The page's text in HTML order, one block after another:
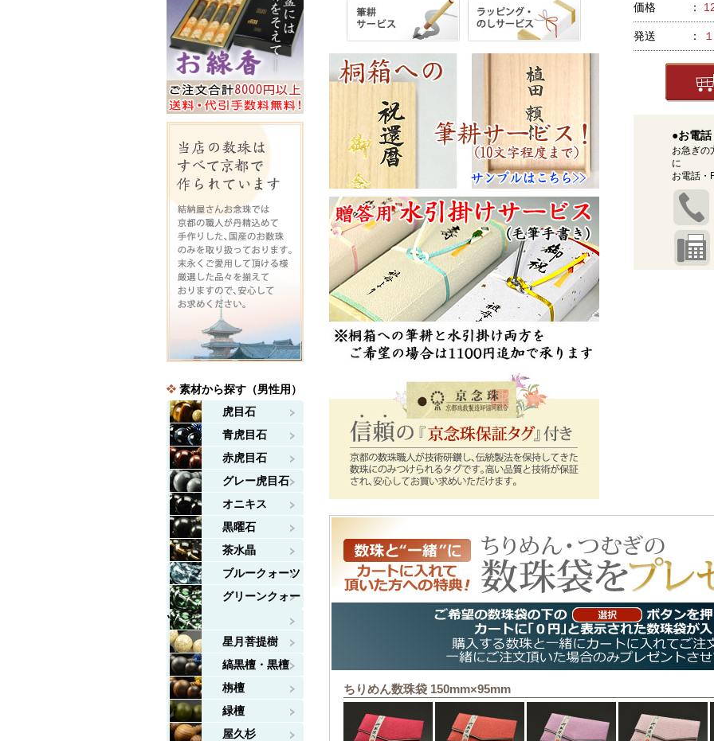
価格 ：
発送 ：
●お電
お急ぎの
に
お電話・
ちりめん数珠袋 150mm×95mm
素材から探す（男性用）
虎目石
青虎目石
赤虎目石
グレー虎目石
オニキス
黒曜石
茶水晶
ブルークォーツ
グリーンクォー
ツ
星月菩提樹
縞黒檀・黒檀
栴檀
緑檀
屋久杉